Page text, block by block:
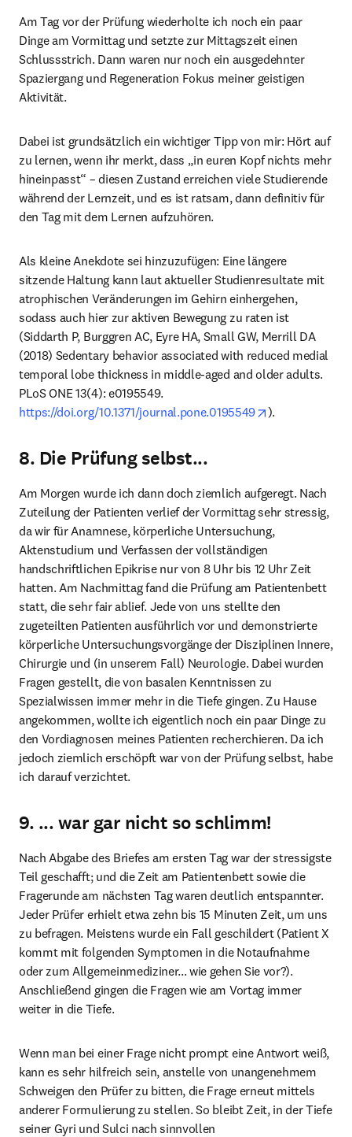
Am Tag vor der Prüfung wiederholte ich noch ein paar
Dinge am Vormittag und setzte zur Mittagszeit einen
Schlussstrich. Dann waren nur noch ein ausgedehnter
Spaziergang und Regeneration Fokus meiner geistigen
Aktivität.
Dabei ist grundsätzlich ein wichtiger Tipp von mir: Hört auf
zu lernen, wenn ihr merkt, dass „in euren Kopf nichts mehr
hineinpasst“ – diesen Zustand erreichen viele Studierende
während der Lernzeit, und es ist ratsam, dann definitiv für
den Tag mit dem Lernen aufzuhören.
Als kleine Anekdote sei hinzuzufügen: Eine längere
sitzende Haltung kann laut aktueller Studienresultate mit
atrophischen Veränderungen im Gehirn einhergehen,
sodass auch hier zur aktiven Bewegung zu raten ist
(Siddarth P, Burggren AC, Eyre HA, Small GW, Merrill DA
(2018) Sedentary behavior associated with reduced medial
temporal lobe thickness in middle-aged and older adults.
https://doi.org/10.1371/journal.pone.0195549
opens in new
).
8. Die Prüfung selbst...
Am Morgen wurde ich dann doch ziemlich aufgeregt. Nach
Zuteilung der Patienten verlief der Vormittag sehr stressig,
da wir für Anamnese, körperliche Untersuchung,
Aktenstudium und Verfassen der vollständigen
handschriftlichen Epikrise nur von 8 Uhr bis 12 Uhr Zeit
hatten. Am Nachmittag fand die Prüfung am Patientenbett
statt, die sehr fair ablief. Jede von uns stellte den
zugeteilten Patienten ausführlich vor und demonstrierte
körperliche Untersuchungsvorgänge der Disziplinen Innere,
Chirurgie und (in unserem Fall) Neurologie. Dabei wurden
Fragen gestellt, die von basalen Kenntnissen zu
Spezialwissen immer mehr in die Tiefe gingen. Zu Hause
angekommen, wollte ich eigentlich noch ein paar Dinge zu
den Vordiagnosen meines Patienten recherchieren. Da ich
jedoch ziemlich erschöpft war von der Prüfung selbst, habe
ich darauf verzichtet.
9. ... war gar nicht so schlimm!
Nach Abgabe des Briefes am ersten Tag war der stressigste
Teil geschafft; und die Zeit am Patientenbett sowie die
Fragerunde am nächsten Tag waren deutlich entspannter.
Jeder Prüfer erhielt etwa zehn bis 15 Minuten Zeit, um uns
zu befragen. Meistens wurde ein Fall geschildert (Patient X
kommt mit folgenden Symptomen in die Notaufnahme
oder zum Allgemeinmediziner... wie gehen Sie vor?).
Anschließend gingen die Fragen wie am Vortag immer
weiter in die Tiefe.
Wenn man bei einer Frage nicht prompt eine Antwort weiß,
kann es sehr hilfreich sein, anstelle von unangenehmem
Schweigen den Prüfer zu bitten, die Frage erneut mittels
anderer Formulierung zu stellen. So bleibt Zeit, in der Tiefe
seiner Gyri und Sulci nach sinnvollen